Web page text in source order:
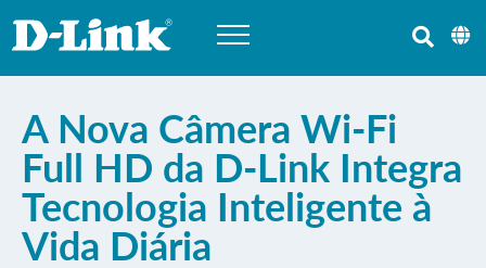
A Nova Câmera Wi-Fi
Full HD da D-Link Integra
Tecnologia Inteligente à
Vida Diária